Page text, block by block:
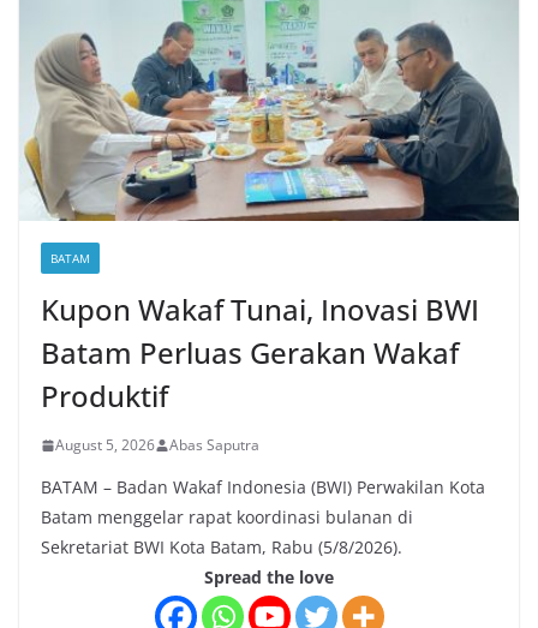
BATAM
Kupon Wakaf Tunai, Inovasi BWI
Batam Perluas Gerakan Wakaf
Produktif
August 5, 2026 Abas Saputra
BATAM – Badan Wakaf Indonesia (BWI) Perwakilan Kota
Batam menggelar rapat koordinasi bulanan di
Sekretariat BWI Kota Batam, Rabu (5/8/2026).
Spread the love